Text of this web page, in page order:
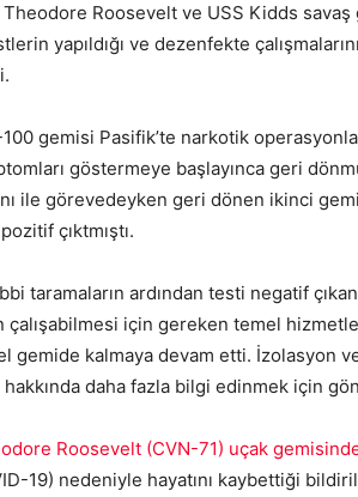
Roosevelt ve USS Kidds
yapıldığı ve dezenfekte
gemisi Pasifik’te narkotik
göstermeye başlayınca geri
ile görevedeyken geri dönen ikinci
çıktmıştı.
taramaların ardından testi negatif
çalışabilmesi için gereken temel
gemide kalmaya devam etti. İzolasyon
hakkında daha fazla bilgi edinmek için
Roosevelt (CVN-71) uçak
19) nedeniyle hayatını kaybettiği